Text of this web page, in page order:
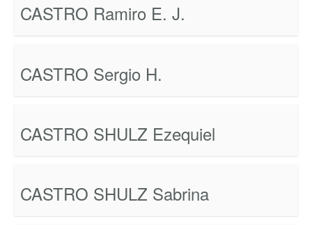
CASTRO Ramiro E. J.
CASTRO Sergio H.
CASTRO SHULZ Ezequiel
CASTRO SHULZ Sabrina